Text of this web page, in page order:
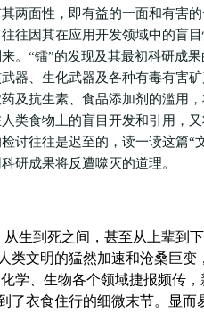
两面性，即有益的一面和有害
往因其在应用开发领域中的盲
。“镭”的发现及其最初科研成
器、生化武器及各种有毒有害
及抗生素、食品添加剂的滥用
类食物上的盲目开发和引用，
讨往往是迟至的，读一读这篇“
研成果将反遭噬灭的道理。
生到死之间，甚至从上辈到
类文明的猛然加速和沧桑巨变
学、生物各个领域捷报频传
了衣食住行的细微末节。显而